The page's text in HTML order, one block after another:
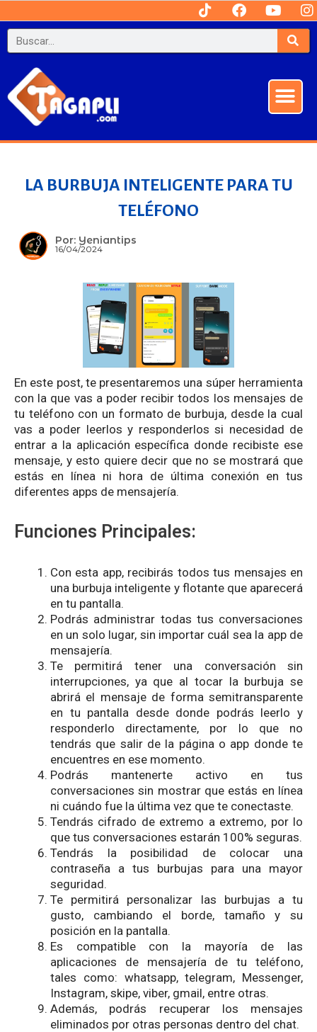
al
contenido
T
i
t
F
a
e
Y
o
t
b
e
I
n
t
Search
LA BURBUJA INTELIGENTE PARA TU
TELÉFONO
Por: Yeniantips
16/04/2024
En este post, te presentaremos una súper herramienta
con la que vas a poder recibir todos los mensajes de
tu teléfono con un formato de burbuja, desde la cual
vas a poder leerlos y responderlos si necesidad de
entrar a la aplicación específica donde recibiste ese
mensaje, y esto quiere decir que no se mostrará que
estás en línea ni hora de última conexión en tus
diferentes apps de mensajería.
Funciones Principales:
Con esta app, recibirás todos tus mensajes en
una burbuja inteligente y flotante que aparecerá
en tu pantalla.
Podrás administrar todas tus conversaciones
en un solo lugar, sin importar cuál sea la app de
mensajería.
Te permitirá tener una conversación sin
interrupciones, ya que al tocar la burbuja se
abrirá el mensaje de forma semitransparente
en tu pantalla desde donde podrás leerlo y
responderlo directamente, por lo que no
tendrás que salir de la página o app donde te
encuentres en ese momento.
Podrás mantenerte activo en tus
conversaciones sin mostrar que estás en línea
ni cuándo fue la última vez que te conectaste.
Tendrás cifrado de extremo a extremo, por lo
que tus conversaciones estarán 100% seguras.
Tendrás la posibilidad de colocar una
contraseña a tus burbujas para una mayor
seguridad.
Te permitirá personalizar las burbujas a tu
gusto, cambiando el borde, tamaño y su
posición en la pantalla.
Es compatible con la mayoría de las
aplicaciones de mensajería de tu teléfono,
tales como: whatsapp, telegram, Messenger,
Instagram, skipe, viber, gmail, entre otras.
Además, podrás recuperar los mensajes
eliminados por otras personas dentro del chat.